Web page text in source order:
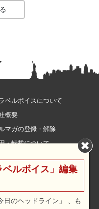
ベルボイスについて
概要
マガの登録・解除
・転載について
用規約
メニュー・料金
ルボイス」編集
日のヘッドライン」 、も